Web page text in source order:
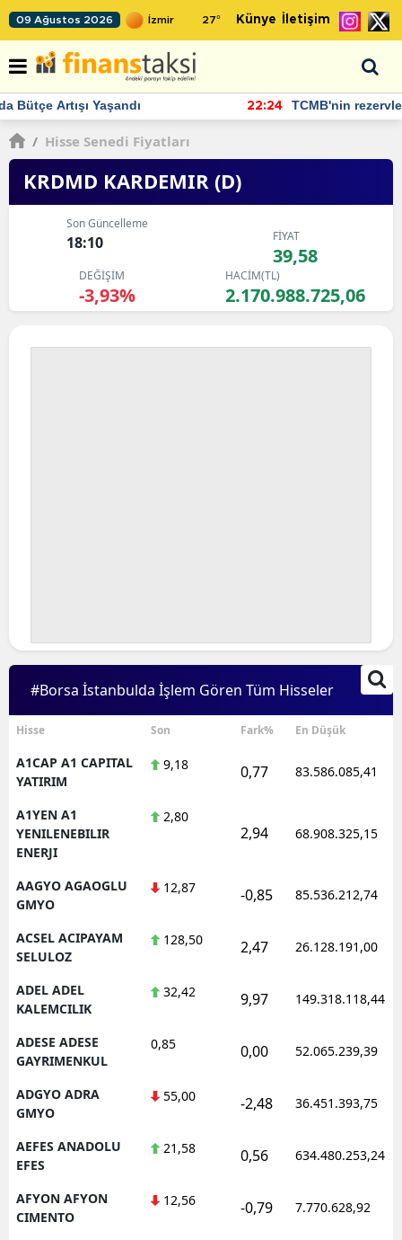
09 Ağustos 2026 27° Künye İletişim
22:24 TCMB'nin rezervlerinde artan momentum devam ediyor
/ Hisse Senedi Fiyatları
KRDMD KARDEMIR (D)
Son Güncelleme
18:10 FİYAT
39,58
DEĞİŞİM
-3,93%
HACİM(TL)
2.170.988.725,06
#Borsa İstanbulda İşlem Gören Tüm Hisseler
Hisse Son Fark% En Düşük
A1CAP A1 CAPITAL
YATIRIM
9,18 0,77 83.586.085,41
A1YEN A1
YENILENEBILIR
ENERJI
2,80
2,94 68.908.325,15
AAGYO AGAOGLU
GMYO
12,87 -0,85 85.536.212,74
ACSEL ACIPAYAM
SELULOZ
128,50 2,47 26.128.191,00
ADEL ADEL
KALEMCILIK
32,42 9,97 149.318.118,44
ADESE ADESE
GAYRIMENKUL
0,85 0,00 52.065.239,39
ADGYO ADRA
GMYO
55,00 -2,48 36.451.393,75
AEFES ANADOLU
EFES
21,58 0,56 634.480.253,24
AFYON AFYON
CIMENTO
12,56 -0,79 7.770.628,92